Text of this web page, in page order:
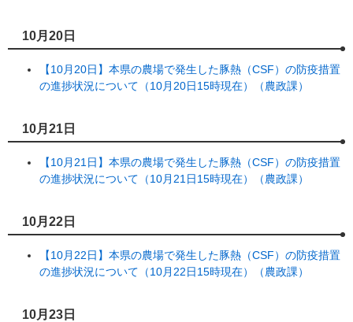
10月20日
【10月20日】本県の農場で発生した豚熱（CSF）の防疫措置
の進捗状況について（10月20日15時現在）（農政課）
10月21日
【10月21日】本県の農場で発生した豚熱（CSF）の防疫措置
の進捗状況について（10月21日15時現在）（農政課）
10月22日
【10月22日】本県の農場で発生した豚熱（CSF）の防疫措置
の進捗状況について（10月22日15時現在）（農政課）
10月23日